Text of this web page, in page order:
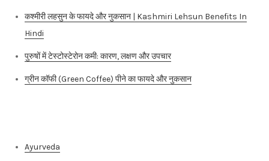
कश्मीरी लहसुन के फायदे और नुकसान | Kashmiri Lehsun Benefits In
Hindi
पुरुषों में टेस्टोस्टेरोन कमी: कारण, लक्षण और उपचार
ग्रीन कॉफी (Green Coffee) पीने का फायदे और नुकसान
Ayurveda